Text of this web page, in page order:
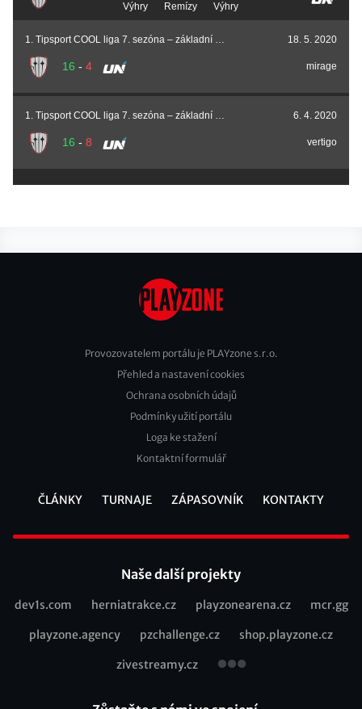
Výhry Remízy Výhry
1. Tipsport COOL liga 7. sezóna – základní část 18. 5. 2020
16 - 4 mirage
1. Tipsport COOL liga 7. sezóna – základní část 6. 4. 2020
16 - 8 vertigo
Footer
Provozovatelem portálu je PLAYzone s.r.o.
Přehled a nastavení cookies
Ochrana osobních údajů
Podmínky užití portálu
Loga ke stažení
Kontaktní formulář
ČLÁNKY TURNAJE ZÁPASOVNÍK KONTAKTY
Naše další projekty
Recommended
dev1s.com herniatrakce.cz playzonearena.cz mcr.gg
playzone.agency pzchallenge.cz shop.playzone.cz
zivestreamy.cz